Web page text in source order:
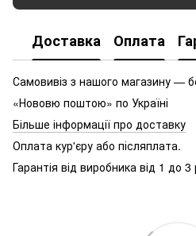
Доставка Оплата
Самовивіз з нашого магазину —
«Нововю поштою» по Україні
Більше інформації про доставку
Оплата кур'єру або післяплата.
Гарантія від виробника від 1 до 3